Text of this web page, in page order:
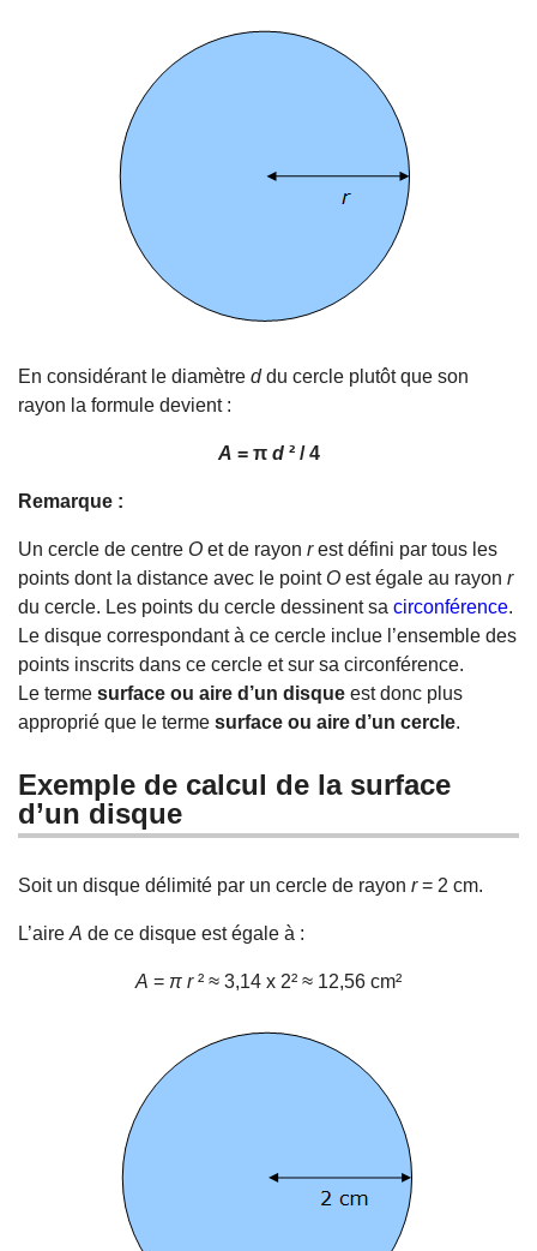
En considérant le diamètre ddu cercle plutôt que son
rayon la formule devient :
A = π d ² / 4
Remarque :
Un cercle de centre O et de rayon rest défini par tous les
points dont la distance avec le point O est égale au rayon r
du cercle. Les points du cercle dessinent sa circonférence.
Le disque correspondant à ce cercle inclue l’ensemble des
points inscrits dans ce cercle et sur sa circonférence.
Le terme surface ou aire d’un disque est donc plus
approprié que le terme surface ou aire d’un cercle.
Exemple de calcul de la surface
d’un disque
Soit un disque délimité par un cercle de rayon r= 2 cm.
L’aire A de ce disque est égale à :
A = π r² ≈ 3,14 x 2² ≈ 12,56 cm²